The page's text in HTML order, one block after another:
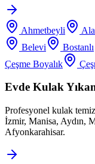
Ahmetbeyli
Belevi
Bostanlı
Çeşme Boyalık
Evde Kulak
Profesyonel kulak
İzmir, Manisa, Aydın,
Afyonkarahisar.